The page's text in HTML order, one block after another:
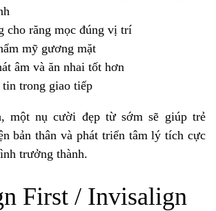
cho răng mọc đúng vị trí
mỹ gương mặt
âm và ăn nhai tốt hơn
trong giao tiếp
một nụ cười đẹp từ sớm sẽ giúp trẻ
bản thân và phát triển tâm lý tích cực
trưởng thành.
First / Invisalign